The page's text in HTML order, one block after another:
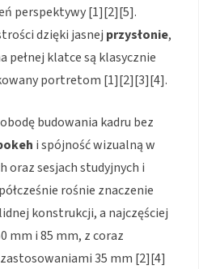
perspektywy [1][2][5].
dzięki jasnej przysłonie,
pełnej klatce są klasycznie
portretom [1][2][3][4].
budowania kadru bez
i spójność wizualną w
oraz sesjach studyjnych i
rośnie znaczenie
konstrukcji, a najczęściej
mm i 85 mm, z coraz
35 mm [2][4]